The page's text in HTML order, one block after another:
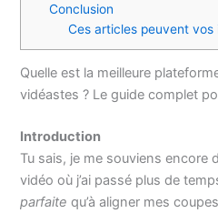
Conclusion
Ces articles peuvent vos
Quelle est la meilleure
vidéastes ? Le guide complet
Introduction
Tu sais, je me souviens encore
vidéo où j’ai passé plus de
parfaite qu’à aligner mes